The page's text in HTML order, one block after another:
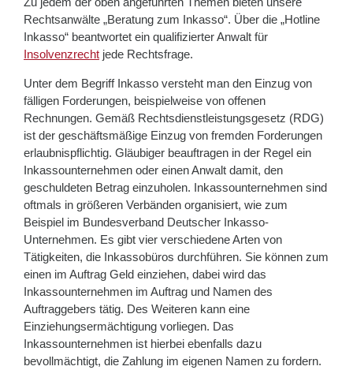
Rechtsanwälte „Beratung zum Inkasso“. Über die „Hotline
Inkasso“ beantwortet ein qualifizierter Anwalt für
Insolvenzrecht jede Rechtsfrage.
Unter dem Begriff Inkasso versteht man den Einzug von
fälligen Forderungen, beispielweise von offenen
Rechnungen. Gemäß Rechtsdienstleistungsgesetz (RDG)
ist der geschäftsmäßige Einzug von fremden Forderungen
erlaubnispflichtig. Gläubiger beauftragen in der Regel ein
Inkassounternehmen oder einen Anwalt damit, den
geschuldeten Betrag einzuholen. Inkassounternehmen sind
oftmals in größeren Verbänden organisiert, wie zum
Beispiel im Bundesverband Deutscher Inkasso-
Unternehmen. Es gibt vier verschiedene Arten von
Tätigkeiten, die Inkassobüros durchführen. Sie können zum
einen im Auftrag Geld einziehen, dabei wird das
Inkassounternehmen im Auftrag und Namen des
Auftraggebers tätig. Des Weiteren kann eine
Einziehungsermächtigung vorliegen. Das
Inkassounternehmen ist hierbei ebenfalls dazu
bevollmächtigt, die Zahlung im eigenen Namen zu fordern.